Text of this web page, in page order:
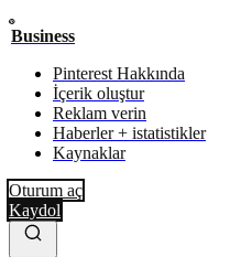
Business
Pinterest Hakkında
İçerik oluştur
Reklam verin
Haberler + istatistikler
Kaynaklar
Oturum aç
Kaydol